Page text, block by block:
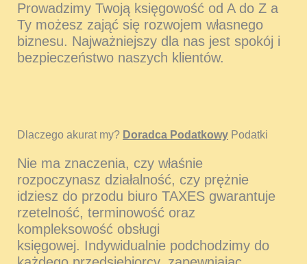
Prowadzimy Twoją księgowość od A do Z a
Ty możesz zająć się rozwojem własnego
biznesu. Najważniejszy dla nas jest spokój i
bezpieczeństwo naszych klientów.
Dlaczego akurat my? Doradca Podatkowy Podatki
Nie ma znaczenia, czy właśnie
rozpoczynasz działalność, czy prężnie
idziesz do przodu biuro TAXES gwarantuje
rzetelność, terminowość oraz
kompleksowość obsługi
księgowej. Indywidualnie podchodzimy do